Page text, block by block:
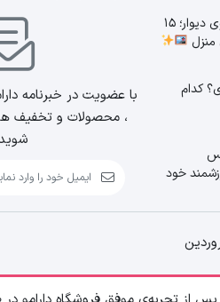
ایده چیدمان قاب عکس روی دیوار؛ 15
منزل
کدام
خود
با عضویت در خبرنامه
، محصولات و تخفیف ها